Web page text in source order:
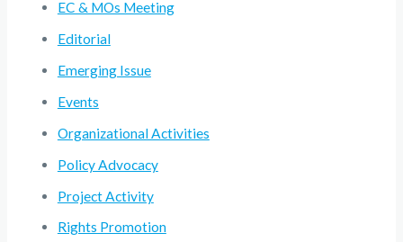
EC & MOs Meeting
Editorial
Emerging Issue
Events
Organizational Activities
Policy Advocacy
Project Activity
Rights Promotion